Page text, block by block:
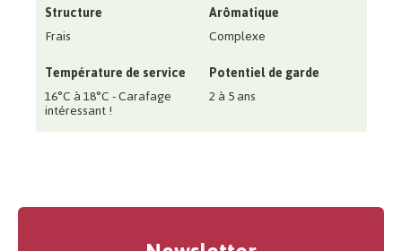
Structure
Frais
Arômatique
Complexe
Température de service
16°C à 18°C - Carafage
intéressant !
Potentiel de garde
2 à 5 ans